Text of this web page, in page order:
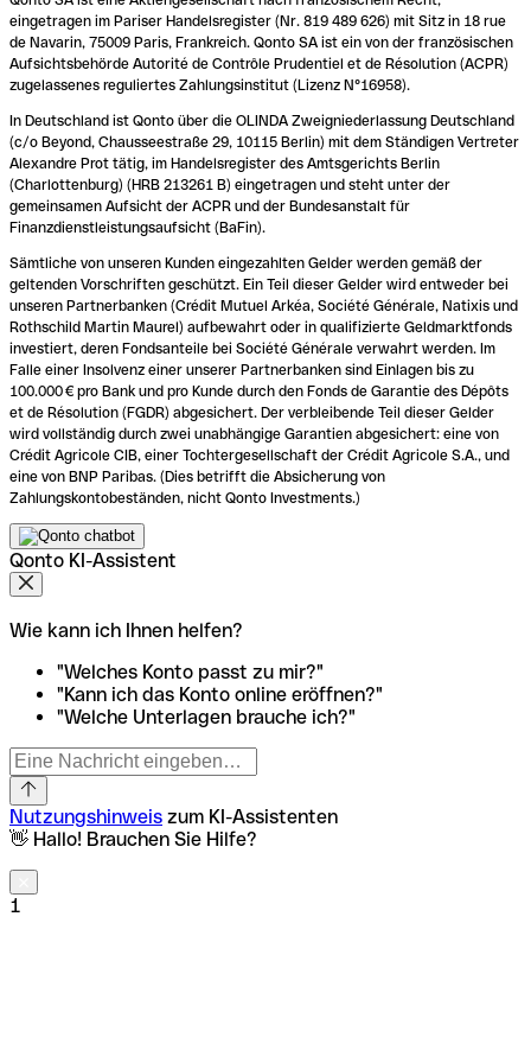
eingetragen im Pariser Handelsregister (Nr. 819 489 626) mit Sitz in 18 rue
de Navarin, 75009 Paris, Frankreich. Qonto SA ist ein von der französischen
Aufsichtsbehörde Autorité de Contrôle Prudentiel et de Résolution (ACPR)
zugelassenes reguliertes Zahlungsinstitut (Lizenz N°16958).
In Deutschland ist Qonto über die OLINDA Zweigniederlassung Deutschland
(c/o Beyond, Chausseestraße 29, 10115 Berlin) mit dem Ständigen Vertreter
Alexandre Prot tätig, im Handelsregister des Amtsgerichts Berlin
(Charlottenburg) (HRB 213261 B) eingetragen und steht unter der
gemeinsamen Aufsicht der ACPR und der Bundesanstalt für
Finanzdienstleistungsaufsicht (BaFin).
Sämtliche von unseren Kunden eingezahlten Gelder werden gemäß der
geltenden Vorschriften geschützt. Ein Teil dieser Gelder wird entweder bei
unseren Partnerbanken (Crédit Mutuel Arkéa, Société Générale, Natixis und
Rothschild Martin Maurel) aufbewahrt oder in qualifizierte Geldmarktfonds
investiert, deren Fondsanteile bei Société Générale verwahrt werden. Im
Falle einer Insolvenz einer unserer Partnerbanken sind Einlagen bis zu
100.000 € pro Bank und pro Kunde durch den Fonds de Garantie des Dépôts
et de Résolution (FGDR) abgesichert. Der verbleibende Teil dieser Gelder
wird vollständig durch zwei unabhängige Garantien abgesichert: eine von
Crédit Agricole CIB, einer Tochtergesellschaft der Crédit Agricole S.A., und
eine von BNP Paribas. (Dies betrifft die Absicherung von
Zahlungskontobeständen, nicht Qonto Investments.)
Qonto KI-Assistent
Wie kann ich Ihnen helfen?
"Welches Konto passt zu mir?"
"Kann ich das Konto online eröffnen?"
"Welche Unterlagen brauche ich?"
Nutzungshinweis zum KI-Assistenten
👋 Hallo! Brauchen Sie Hilfe?
1